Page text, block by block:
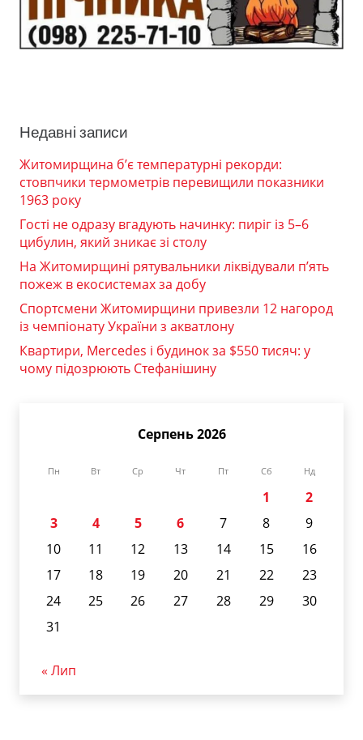
Недавні записи
Житомирщина б’є температурні рекорди:
стовпчики термометрів перевищили показники
1963 року
Гості не одразу вгадують начинку: пиріг із 5–6
цибулин, який зникає зі столу
На Житомирщині рятувальники ліквідували п’ять
пожеж в екосистемах за добу
Спортсмени Житомирщини привезли 12 нагород
із чемпіонату України з акватлону
Квартири, Mercedes і будинок за $550 тисяч: у
чому підозрюють Стефанішину
Серпень 2026
Пн Вт Ср Чт Пт Сб Нд
1
2
3
4 5 6 7 8
9
10
11 12 13 14 15
16
17
18 19 20 21 22
23
24
25 26 27 28 29
30
31
« Лип